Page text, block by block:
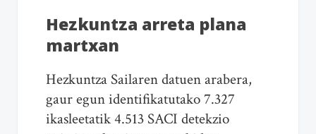
Hezkuntza arreta plana
martxan
Hezkuntza Sailaren datuen arabera,
gaur egun identifikatutako 7.327
ikasleetatik 4.513 SACI detekzio